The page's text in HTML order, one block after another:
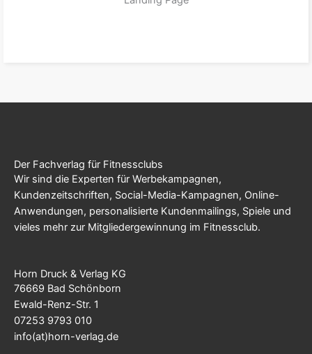
Der Fachverlag für Fitnessclubs
Wir sind die Experten für Werbekampagnen,
Kundenzeitschriften, Social-Media-Kampagnen, Online-
Anwendungen, personalisierte Kundenmailings, Spiele und
vieles mehr zur Mitgliedergewinnung im Fitnessclub.
Horn Druck & Verlag KG
76669 Bad Schönborn
Ewald-Renz-Str. 1
07253 9793 010
info(at)horn-verlag.de